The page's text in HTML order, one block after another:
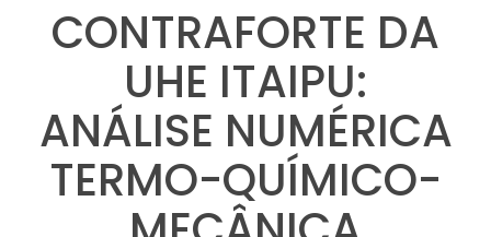
CONTRAFORTE DA
UHE ITAIPU:
ANÁLISE NUMÉRICA
TERMO-QUÍMICO-